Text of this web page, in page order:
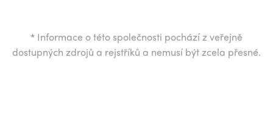
* Informace o této společnosti pochází z veřejně
dostupných zdrojů a rejstříků a nemusí být zcela přesné.